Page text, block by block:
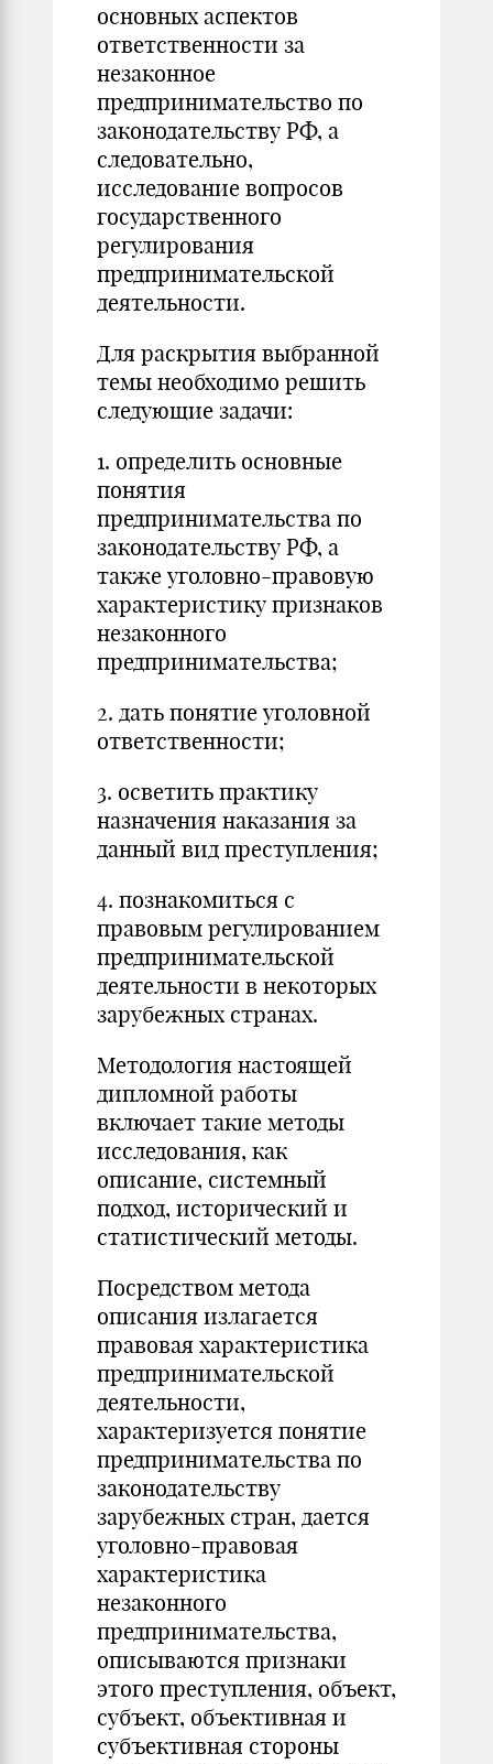
основных аспектов
ответственности за
незаконное
предпринимательство по
законодательству РФ, а
следовательно,
исследование вопросов
государственного
регулирования
предпринимательской
деятельности.
Для раскрытия выбранной
темы необходимо решить
следующие задачи:
1. определить основные
понятия
предпринимательства по
законодательству РФ, а
также уголовно-правовую
характеристику признаков
незаконного
предпринимательства;
2. дать понятие уголовной
ответственности;
3. осветить практику
назначения наказания за
данный вид преступления;
4. познакомиться с
правовым регулированием
предпринимательской
деятельности в некоторых
зарубежных странах.
Методология настоящей
дипломной работы
включает такие методы
исследования, как
описание, системный
подход, исторический и
статистический методы.
Посредством метода
описания излагается
правовая характеристика
предпринимательской
деятельности,
характеризуется понятие
предпринимательства по
законодательству
зарубежных стран, дается
уголовно-правовая
характеристика
незаконного
предпринимательства,
описываются признаки
этого преступления, объект,
субъект, объективная и
субъективная стороны